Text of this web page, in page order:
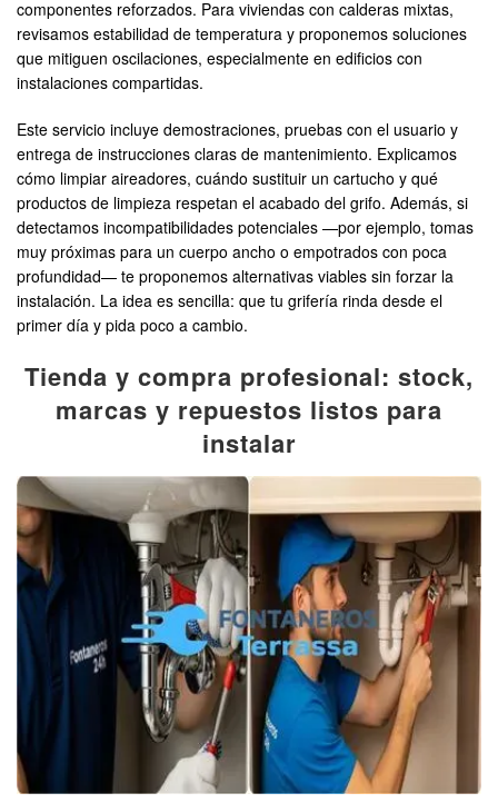
componentes reforzados. Para viviendas con calderas mixtas,
revisamos estabilidad de temperatura y proponemos soluciones
que mitiguen oscilaciones, especialmente en edificios con
instalaciones compartidas.
Este servicio incluye demostraciones, pruebas con el usuario y
entrega de instrucciones claras de mantenimiento. Explicamos
cómo limpiar aireadores, cuándo sustituir un cartucho y qué
productos de limpieza respetan el acabado del grifo. Además, si
detectamos incompatibilidades potenciales —por ejemplo, tomas
muy próximas para un cuerpo ancho o empotrados con poca
profundidad— te proponemos alternativas viables sin forzar la
instalación. La idea es sencilla: que tu grifería rinda desde el
primer día y pida poco a cambio.
Tienda y compra profesional: stock,
marcas y repuestos listos para
instalar